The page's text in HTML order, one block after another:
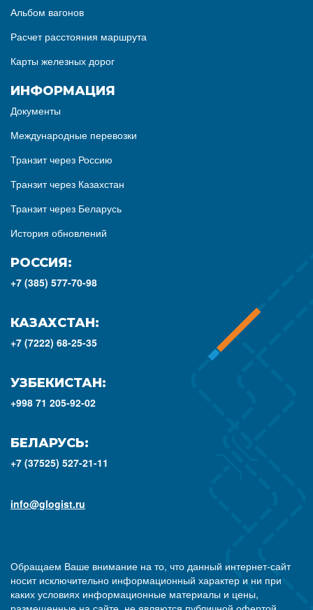
Альбом вагонов
Расчет расстояния маршрута
Карты железных дорог
ИНФОРМАЦИЯ
Документы
Международные перевозки
Транзит через Россию
Транзит через Казахстан
Транзит через Беларусь
История обновлений
РОССИЯ:
+7 (385) 577-70-98
КАЗАХСТАН:
+7 (7222) 68-25-35
УЗБЕКИСТАН:
+998 71 205-92-02
БЕЛАРУСЬ:
+7 (37525) 527-21-11
info@glogist.ru
Обращаем Ваше внимание на то, что данный интернет-сайт
носит исключительно информационный характер и ни при
каких условиях информационные материалы и цены,